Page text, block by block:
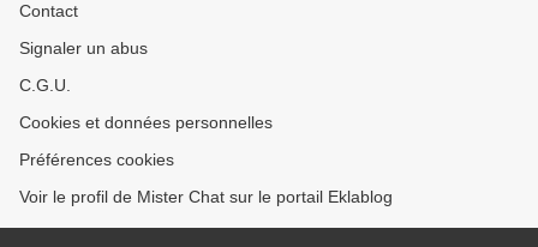
Contact
Signaler un abus
C.G.U.
Cookies et données personnelles
Préférences cookies
Voir le profil de Mister Chat sur le portail Eklablog